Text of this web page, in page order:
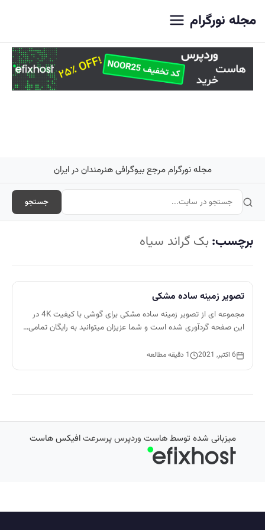
مجله نورگرام
مجله نورگرام مرجع بیوگرافی هنرمندان در ایران
جستجو
برچسب: بک گراند سیاه
تصویر زمینه ساده مشکی
مجموعه ای از تصویر زمینه ساده مشکی برای گوشی با کیفیت 4K در
این صفحه گردآوری شده است و شما عزیزان میتوانید به رایگان تمامی…
6 اکتبر, 2021 1 دقیقه مطالعه
میزبانی شده توسطهاست وردپرس پرسرعتافیکس هاست